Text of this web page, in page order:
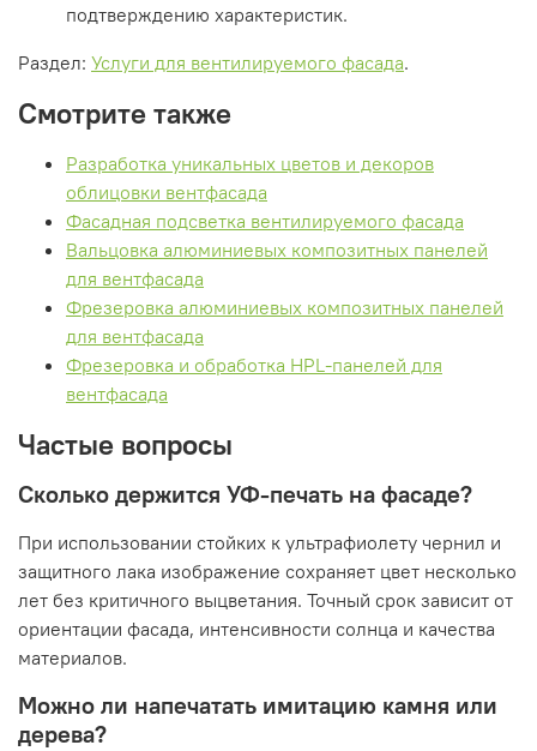
подтверждению характеристик.
Раздел: Услуги для вентилируемого фасада.
Смотрите также
Разработка уникальных цветов и декоров
облицовки вентфасада
Фасадная подсветка вентилируемого фасада
Вальцовка алюминиевых композитных панелей
для вентфасада
Фрезеровка алюминиевых композитных панелей
для вентфасада
Фрезеровка и обработка HPL-панелей для
вентфасада
Частые вопросы
Сколько держится УФ-печать на фасаде?
При использовании стойких к ультрафиолету чернил и
защитного лака изображение сохраняет цвет несколько
лет без критичного выцветания. Точный срок зависит от
ориентации фасада, интенсивности солнца и качества
материалов.
Можно ли напечатать имитацию камня или
дерева?